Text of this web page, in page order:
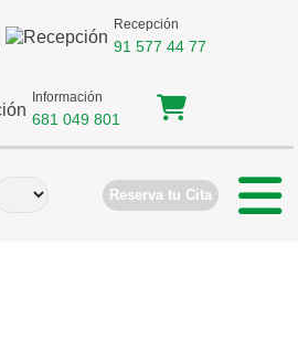
Recepción
91 577 44 77
Información
681 049 801
Reserva tu Cita